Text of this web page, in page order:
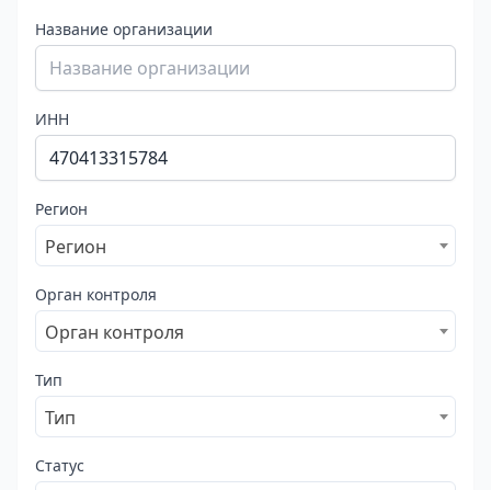
Название организации
ИНН
Регион
Регион
Орган контроля
Орган контроля
Тип
Тип
Статус